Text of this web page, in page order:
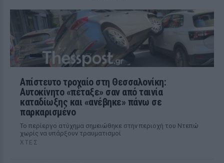
Απίστευτο τροχαίο στη Θεσσαλονίκη:
Αυτοκίνητο «πέταξε» σαν από ταινία
καταδίωξης και «ανέβηκε» πάνω σε
παρκαρισμένο
Το περίεργο ατύχημα σημειώθηκε στην περιοχή του Ντεπώ
χωρίς να υπάρξουν τραυματισμοί
ΧΤΕΣ